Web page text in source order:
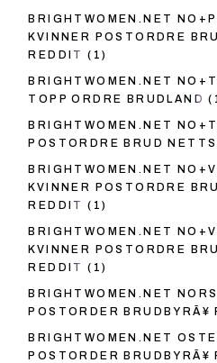
BRIGHTWOMEN.NET
KVINNER POSTORDRE
REDDIT (1)
BRIGHTWOMEN.NET
TOPP ORDRE BRUDLAND
BRIGHTWOMEN.NET
POSTORDRE BRUD
BRIGHTWOMEN.NET
KVINNER POSTORDRE
REDDIT (1)
BRIGHTWOMEN.NET
KVINNER POSTORDRE
REDDIT (1)
BRIGHTWOMEN.NET
POSTORDER BRUDBYRÃ¥
BRIGHTWOMEN.NET
POSTORDER BRUDBYRÃ¥